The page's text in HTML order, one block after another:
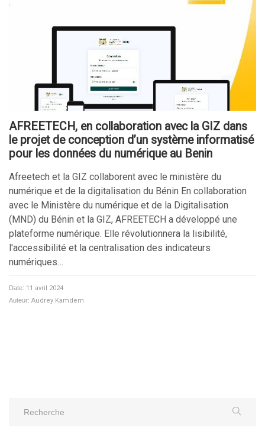
AFREETECH, en collaboration avec la GIZ dans
le projet de conception d’un système informatisé
pour les données du numérique au Benin
Afreetech et la GIZ collaborent avec le ministère du
numérique et de la digitalisation du Bénin En collaboration
avec le Ministère du numérique et de la Digitalisation
(MND) du Bénin et la GIZ, AFREETECH a développé une
plateforme numérique. Elle révolutionnera la lisibilité,
l'accessibilité et la centralisation des indicateurs
numériques…
Date: 11 avril 2024
Auteur: Audrey Kamdem